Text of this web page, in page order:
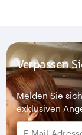
Verpassen
Melden Sie
exklusiven